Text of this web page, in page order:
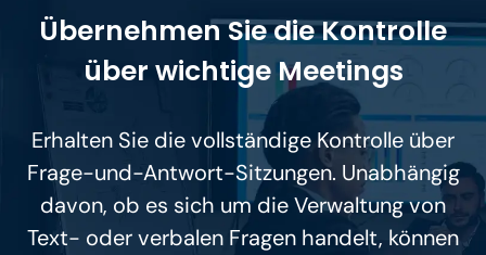
Übernehmen Sie die Kontrolle
über wichtige Meetings
Erhalten Sie die vollständige Kontrolle über
Frage-und-Antwort-Sitzungen. Unabhängig
davon, ob es sich um die Verwaltung von
Text- oder verbalen Fragen handelt, können